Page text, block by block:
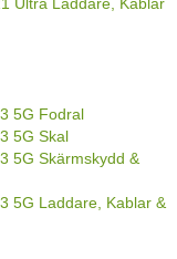
Ultra Laddare, Kablar
5G Fodral
5G Skal
5G Skärmskydd &
5G Laddare, Kablar &